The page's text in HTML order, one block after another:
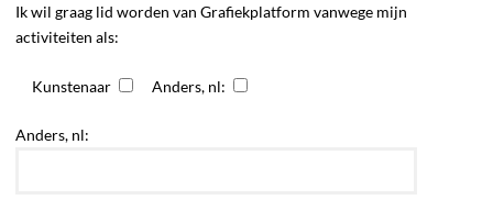
Ik wil graag lid worden van Grafiekplatform vanwege mijn
activiteiten als:
Kunstenaar Anders, nl:
Anders, nl: